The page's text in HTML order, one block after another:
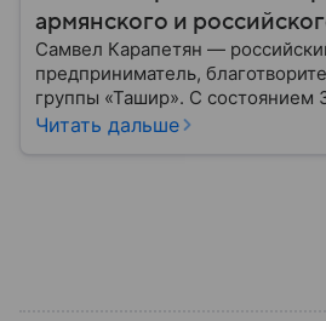
армянского и
Самвел Карапетян —
предприниматель,
группы «Ташир». С состоянием
находится на 44 строчке в
Читать дальше